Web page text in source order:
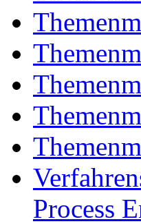
Process